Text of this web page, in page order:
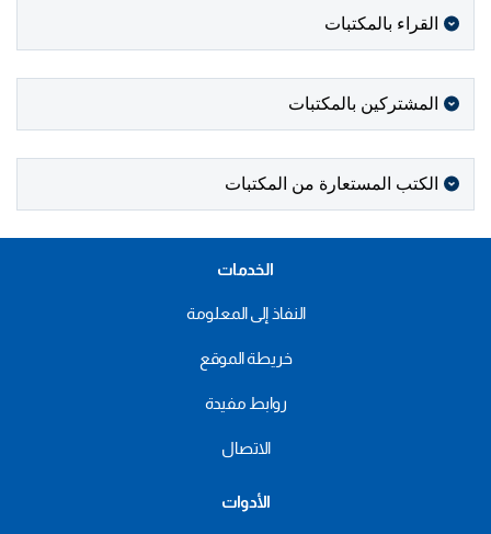
القراء بالمكتبات
المشتركين بالمكتبات
الكتب المستعارة من المكتبات
الخدمات
النفاذ إلى المعلومة
خريطة الموقع
روابط مفيدة
الاتصال
الأدوات